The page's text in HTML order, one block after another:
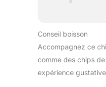
Conseil boisson
Accompagnez ce
comme des chips
expérience